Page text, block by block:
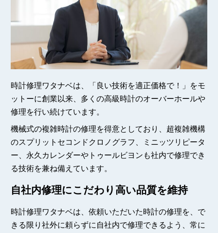
時計修理ワタナベは、「良い技術を適正価格で！」をモ
ットーに創業以来、多くの高級時計のオーバーホールや
修理を行い続けています。
機械式の複雑時計の修理を得意としており、超複雑機構
のスプリットセコンドクロノグラフ、ミニッツリピータ
ー、永久カレンダーやトゥールビヨンも社内で修理でき
る技術を兼ね備えています。
自社内修理にこだわり高い品質を維持
時計修理ワタナベは、依頼いただいた時計の修理を、で
きる限り社外に頼らずに自社内で修理できるよう、常に